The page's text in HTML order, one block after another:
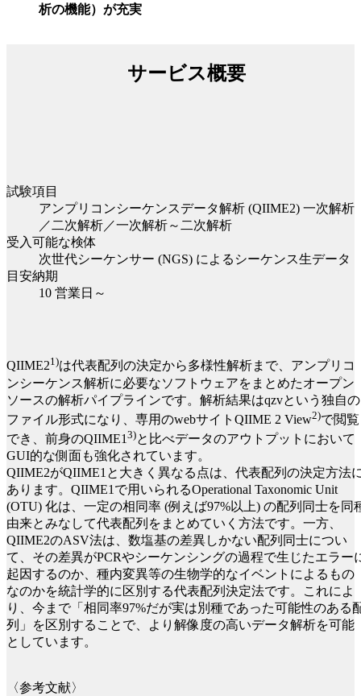
析の機能）が充実
サービス概要
試験項目
アンプリコンシーケンスデータ解析 (QIIME2) 一次解析
／二次解析／一次解析～二次解析
受入可能な検体
次世代シーケンサー (NGS) によるシーケンス生データ
目安納期
10 営業日～
QIIME21)は代表配列の決定から多様性解析まで、アンプリコ
ンシーケンス解析に必要なソフトウェアをまとめたオープン
ソースの解析パイプラインです。解析結果はqzvという独自の
ファイル形式になり、専用のwebサイトQIIME 2 View2)で閲覧
でき、前身のQIIME13)と比べデータのアウトプットにおいて
GUI的な側面も強化されています。
QIIME2がQIIME1と大きく異なる点は、代表配列の決定方法
あります。QIIME1で用いられるOperational Taxonomic Unit
(OTU) 化は、一定の相同率 (例えば97%以上) の配列同士を同
由来とみなして代表配列をまとめていく方法です。一方、
QIIME2のASV法は、数塩基の差異しかない配列同士につい
て、その差異がPCRやシーケンシングの過程で生じたエラー
起因するのか、種内変異等の生物学的なイベントによるもの
なのかを統計学的に区別する代表配列決定法です。これによ
り、今まで「相同率97%だが実は別種であった可能性のある
列」を区別することで、より解像度の高いデータ解析を可能
としています。
〈参考文献〉